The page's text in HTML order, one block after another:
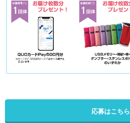
応募はこちら